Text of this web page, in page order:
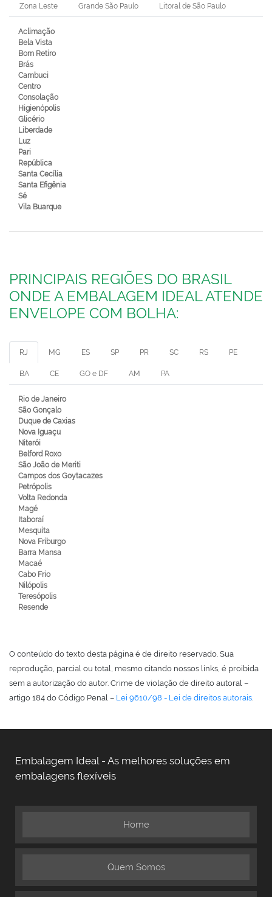
Zona Leste Grande São Paulo Litoral de São Paulo
Aclimação
Bela Vista
Bom Retiro
Brás
Cambuci
Centro
Consolação
Higienópolis
Glicério
Liberdade
Luz
Pari
República
Santa Cecília
Santa Efigênia
Sé
Vila Buarque
PRINCIPAIS REGIÕES DO BRASIL
ONDE A EMBALAGEM IDEAL ATENDE
ENVELOPE COM BOLHA:
RJ MG ES SP PR SC RS PE
BA CE GO e DF AM PA
Rio de Janeiro
São Gonçalo
Duque de Caxias
Nova Iguaçu
Niterói
Belford Roxo
São João de Meriti
Campos dos Goytacazes
Petrópolis
Volta Redonda
Magé
Itaboraí
Mesquita
Nova Friburgo
Barra Mansa
Macaé
Cabo Frio
Nilópolis
Teresópolis
Resende
O conteúdo do texto desta página é de direito reservado. Sua
reprodução, parcial ou total, mesmo citando nossos links, é proibida
sem a autorização do autor. Crime de violação de direito autoral –
artigo 184 do Código Penal – Lei 9610/98 - Lei de direitos autorais.
Embalagem Ideal - As melhores soluções em
embalagens flexíveis
Home
Quem Somos